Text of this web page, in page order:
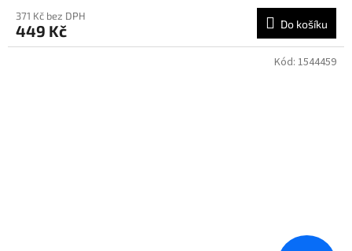
371 Kč bez DPH
449 Kč Do košíku
Kód: 1544459